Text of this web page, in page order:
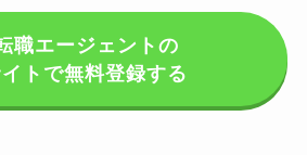
職エージェントの
トで無料登録する